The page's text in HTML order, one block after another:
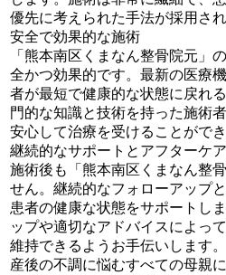
優先に考えられた手法が採用され
安全で効果的な施術
「熊本南区くまなん整骨院元」
全かつ効果的です。最新の医療
者が最短で健康的な状態に戻れ
門的な知識と技術を持った施術
安心して治療を受けることができ
継続的なサポートとアフターケア
施術後も「熊本南区くまなん整
せん。継続的なフォローアップ
患者の健康な状態をサポートし
ップや適切なアドバイスによっ
維持できるようお手伝いします。
産後の不調に悩むすべての母親